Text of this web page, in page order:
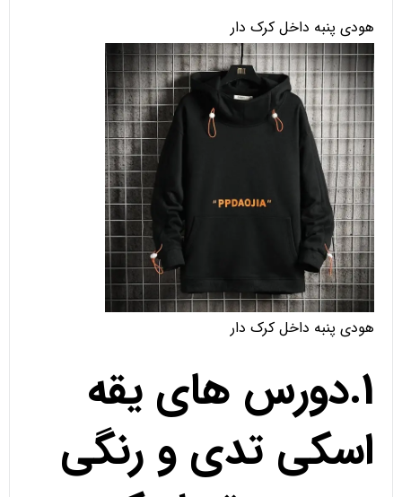
هودی پنبه داخل کرک دار
هودی پنبه داخل کرک دار
1.دورس های یقه
اسکی تدی و رنگی